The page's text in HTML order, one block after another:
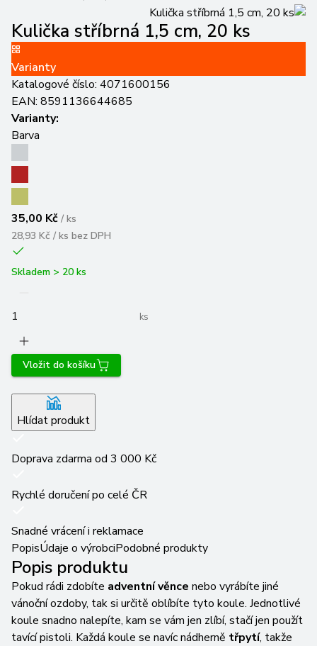
Kulička stříbrná 1,5 cm, 20 ks
Varianty
Katalogové číslo: 4071600156
EAN: 8591136644685
Varianty:
Barva
35,00 Kč / ks
28,93 Kč / ks bez DPH
Skladem > 20 ks
ks
Vložit do košíku
Hlídat produkt
Doprava zdarma od 3 000 Kč
Rychlé doručení po celé ČR
Snadné vrácení i reklamace
PopisÚdaje o výrobciPodobné produkty
Popis produktu
Pokud rádi zdobíte adventní věnce nebo vyrábíte jiné
vánoční ozdoby, tak si určitě oblíbíte tyto koule. Jednotlivé
koule snadno nalepíte, kam se vám jen zlíbí, stačí jen použít
tavící pistoli. Každá koule se navíc nádherně třpytí, takže